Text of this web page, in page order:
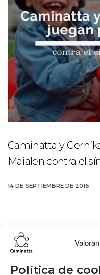
Política de
Caminatta y
Maialen contra el
14 DE SEPTIEMBRE DE 2016